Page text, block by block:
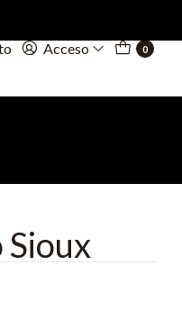
Acceso 0